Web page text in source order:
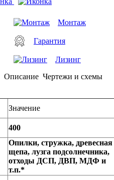
Монтаж
Гарантия
Лизинг
Описание Чертежи и схемы
Значение
400
Опилки, стружка, древесная
щепа, лузга подсолнечника,
отходы ДСП, ДВП, МДФ и
т.п.*